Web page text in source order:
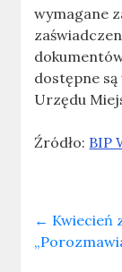
wymagane
dostępne
Urzędu
Źródło: BIP
← Kwiecień